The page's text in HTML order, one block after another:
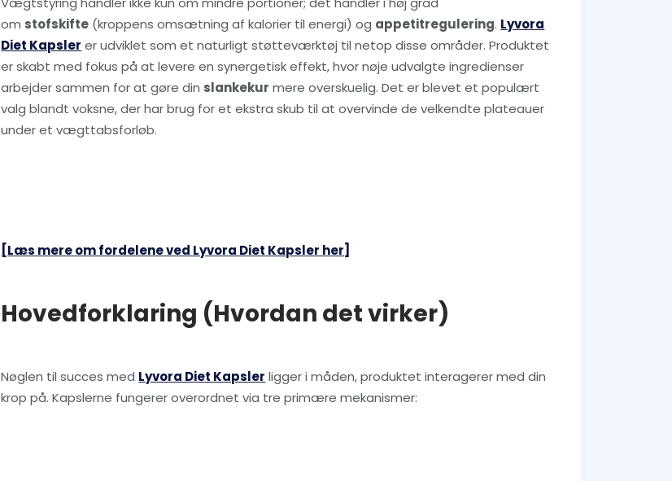
om stofskifte (kroppens omsætning af kalorier til energi) og appetitregulering. Lyvora
Diet Kapsler er udviklet som et naturligt støtteværktøj til netop disse områder. Produktet
er skabt med fokus på at levere en synergetisk effekt, hvor nøje udvalgte ingredienser
arbejder sammen for at gøre din slankekur mere overskuelig. Det er blevet et populært
valg blandt voksne, der har brug for et ekstra skub til at overvinde de velkendte plateauer
under et vægttabsforløb.
[Læs mere om fordelene ved Lyvora Diet Kapsler her]
Hovedforklaring (Hvordan det virker)
Nøglen til succes med Lyvora Diet Kapsler ligger i måden, produktet interagerer med din
krop på. Kapslerne fungerer overordnet via tre primære mekanismer: